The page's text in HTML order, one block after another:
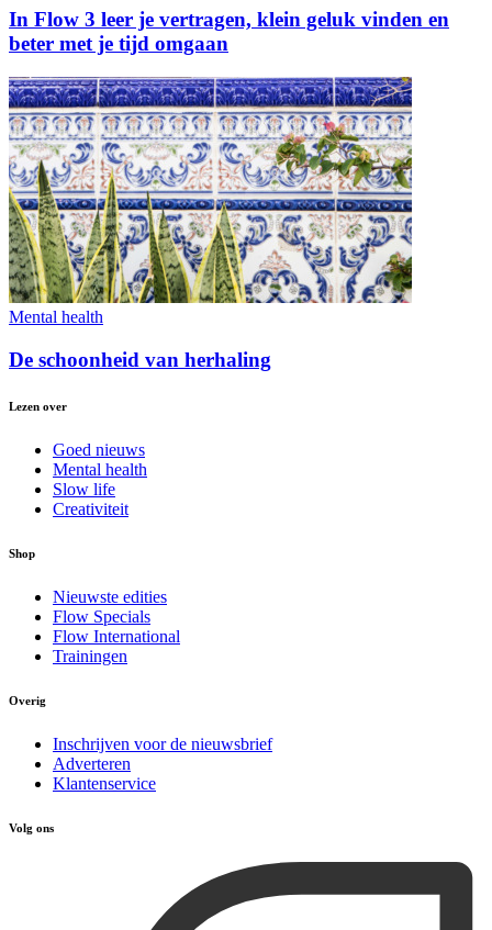
In Flow 3 leer je vertragen, klein geluk vinden en
beter met je tijd omgaan
Mental health
De schoonheid van herhaling
Lezen over
Goed nieuws
Mental health
Slow life
Creativiteit
Shop
Nieuwste edities
Flow Specials
Flow International
Trainingen
Overig
Inschrijven voor de nieuwsbrief
Adverteren
Klantenservice
Volg ons